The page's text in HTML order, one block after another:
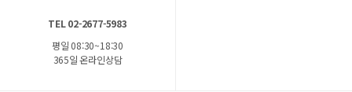
TEL 02-2677-5983
평일 08:30~18:30
365일 온라인상담